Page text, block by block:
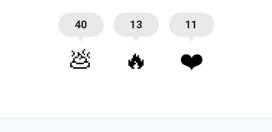
40
💩
13
🔥
11
❤️